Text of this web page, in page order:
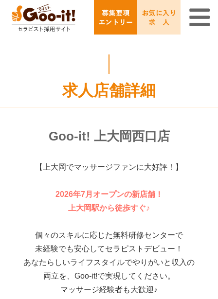
求人店舗詳細
Goo-it! 上大岡西口店
【上大岡でマッサージファンに大好評！】
2026年7月オープンの新店舗！
上大岡駅から徒歩すぐ♪
個々のスキルに応じた無料研修センターで
未経験でも安心してセラピストデビュー！
あなたらしいライフスタイルでやりがいと収入の
両立を、Goo-it!で実現してください。
マッサージ経験者も大歓迎♪